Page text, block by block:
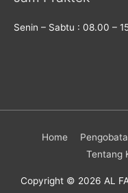
Senin – Sabtu : 08.00 –
Home
Tentang
Copyright © 2026 AL